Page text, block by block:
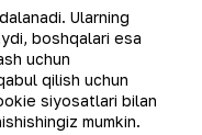
feed
Ularning
boshqalari esa
uchun
qilish uchun
siyosatlari bilan
mumkin.